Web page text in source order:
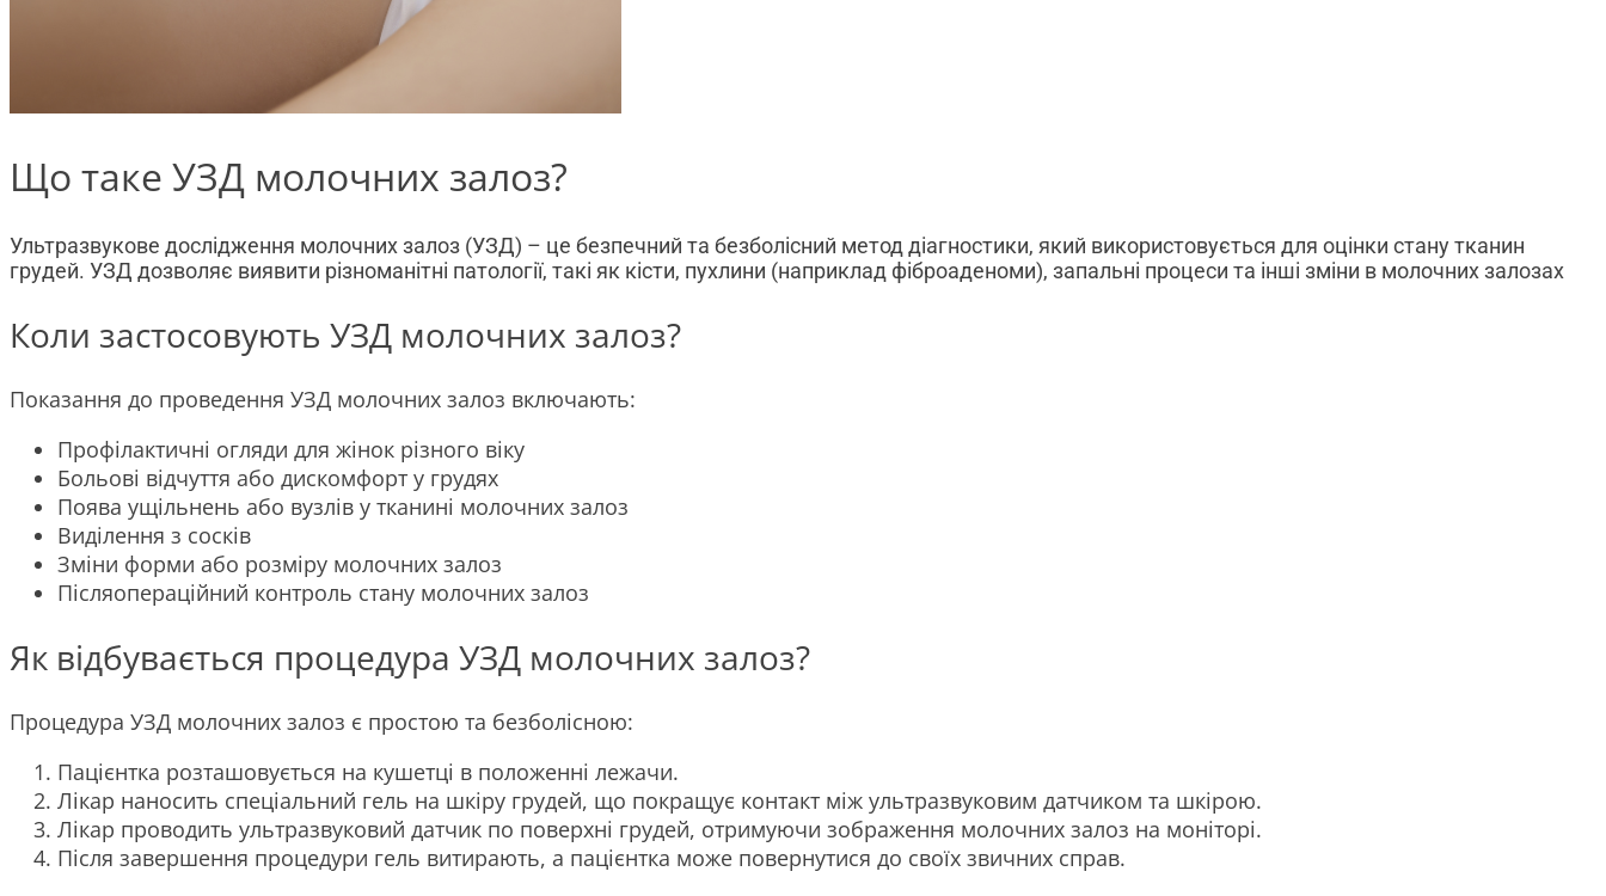
Що таке УЗД молочних залоз?
Ультразвукове дослідження молочних залоз (УЗД) – це безпечний та безболісний метод діагностики, який використовується для оцінки стану тканин
грудей. УЗД дозволяє виявити різноманітні патології, такі як кісти, пухлини (наприклад фіброаденоми), запальні процеси та інші зміни в молочних залозах
Коли застосовують УЗД молочних залоз?
Показання до проведення УЗД молочних залоз включають:
Профілактичні огляди для жінок різного віку
Больові відчуття або дискомфорт у грудях
Поява ущільнень або вузлів у тканині молочних залоз
Виділення з сосків
Зміни форми або розміру молочних залоз
Післяопераційний контроль стану молочних залоз
Як відбувається процедура УЗД молочних залоз?
Процедура УЗД молочних залоз є простою та безболісною:
Пацієнтка розташовується на кушетці в положенні лежачи.
Лікар наносить спеціальний гель на шкіру грудей, що покращує контакт між ультразвуковим датчиком та шкірою.
Лікар проводить ультразвуковий датчик по поверхні грудей, отримуючи зображення молочних залоз на моніторі.
Після завершення процедури гель витирають, а пацієнтка може повернутися до своїх звичних справ.